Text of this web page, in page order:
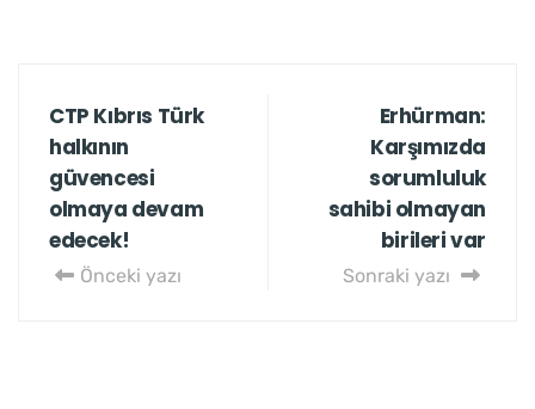
CTP Kıbrıs Türk
halkının
güvencesi
olmaya devam
edecek!
Önceki yazı
Erhürman:
Karşımızda
sorumluluk
sahibi olmayan
birileri var
Sonraki yazı